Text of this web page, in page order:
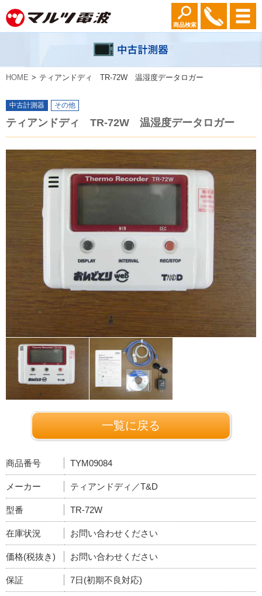
商品検索
HOME ティアンドディ TR-72W 温湿度データロガー
中古計測器 その他
ティアンドディ TR-72W 温湿度データロガー
一覧に戻る
商品番号 TYM09084
メーカー ティアンドディ／T&D
型番 TR-72W
在庫状況 お問い合わせください
価格(税抜き) お問い合わせください
保証 7日(初期不良対応)